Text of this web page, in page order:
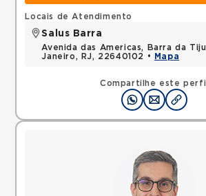
Compartilhe este perfil
Locais de Atendimento
Salus Barra
Avenida das Americas, Barra da
Janeiro, RJ, 22640102 •
Mapa